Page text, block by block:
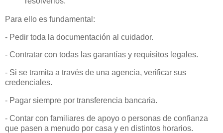
Para ello es fundamental:
- Pedir toda la documentación al cuidador.
- Contratar con todas las garantías y requisitos legales.
- Si se tramita a través de una agencia, verificar sus
credenciales.
- Pagar siempre por transferencia bancaria.
- Contar con familiares de apoyo o personas de confianza
que pasen a menudo por casa y en distintos horarios.